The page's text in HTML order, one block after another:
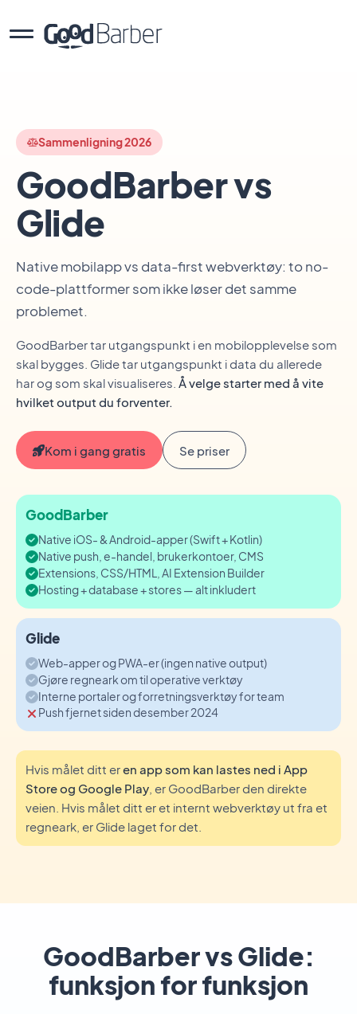
Sammenligning 2026
GoodBarber vs
Glide
Native mobilapp vs data-first webverktøy: to no-
code-plattformer som ikke løser det samme
problemet.
GoodBarber tar utgangspunkt i en mobilopplevelse som
skal bygges. Glide tar utgangspunkt i data du allerede
har og som skal visualiseres. Å velge starter med å vite
hvilket output du forventer.
Kom i gang gratis Se priser
GoodBarber
Native iOS- & Android-apper (Swift + Kotlin)
Native push, e-handel, brukerkontoer, CMS
Extensions, CSS/HTML, AI Extension Builder
Hosting + database + stores — alt inkludert
Glide
Web-apper og PWA-er (ingen native output)
Gjøre regneark om til operative verktøy
Interne portaler og forretningsverktøy for team
Push fjernet siden desember 2024
Hvis målet ditt eren app som kan lastes ned i App
Store og Google Play , er GoodBarber den direkte
veien. Hvis målet ditt er et internt webverktøy ut fra et
regneark, er Glide laget for det.
GoodBarber vs Glide:
funksjon for funksjon